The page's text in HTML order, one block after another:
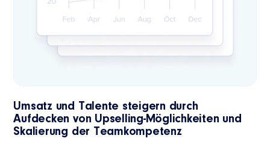
Umsatz und Talente steigern durch
Aufdecken von Upselling-Möglichkeiten und
Skalierung der Teamkompetenz